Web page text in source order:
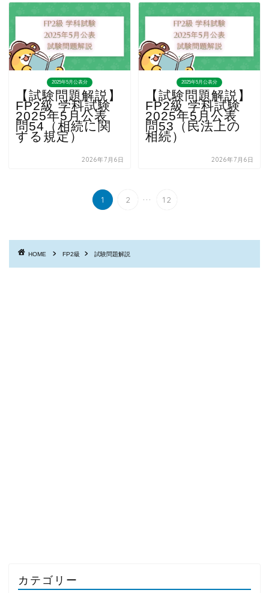
2025年5月公表分
【試験問題解説】
FP2級 学科試験
2025年5月公表
問54（相続に関
する規定）
2026年7月6日
2025年5月公表分
【試験問題解説】
FP2級 学科試験
2025年5月公表
問53（民法上の
相続）
2026年7月6日
1 2 ... 12
HOME FP2級 試験問題解説
カテゴリー